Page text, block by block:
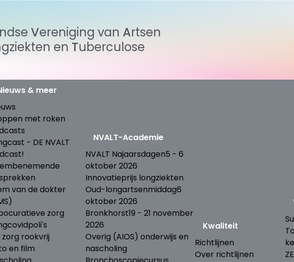
Vereniging van
Artsen
en Tuberculose
& meer
met roken
- DE NVALT
van de dokter
zorg
zorg rookvrij
en film
NVALT-Academie
NVALT Najaarsdagen5 - 6
oktober 2026
Innovatieprijs longziekten
Oud-longartsenmiddag6
oktober 2026
Bronkhorst19 - 21 november
2026
Overig (AIOS) onderwijs en
nascholing
Kwaliteit
Richtlijnen
Over richtlijnen